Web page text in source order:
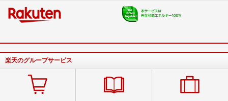
楽天のグループサービス